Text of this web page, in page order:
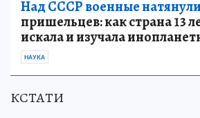
Над СССР военные натянули
пришельцев: как страна 13
искала и изучала
НАУКА
КСТАТИ